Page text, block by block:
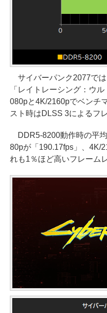
サイバーパンク2077で
「レイトレーシング：ウ
080pと4K/2160pでベンチ
スト時はDLSS 3によるフ
DDR5-8200動作時の平
80pが「190.17fps」、4K/
れも1％ほど高いフレーム